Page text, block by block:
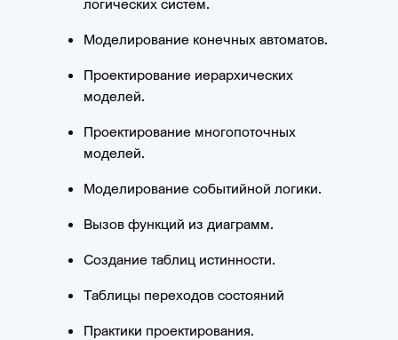
Моделирование конечных автоматов.
Проектирование иерархических
моделей.
Проектирование многопоточных
моделей.
Моделирование событийной логики.
Вызов функций из диаграмм.
Создание таблиц истинности.
Таблицы переходов состояний
Практики проектирования.